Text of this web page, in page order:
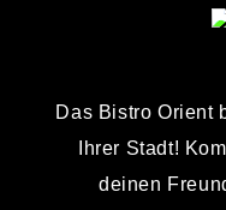
Das Bistro Orient
Ihrer Stadt!
deinen